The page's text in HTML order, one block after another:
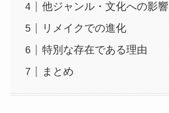
他ジャンル・文化への影響
リメイクでの進化
特別な存在である理由
まとめ